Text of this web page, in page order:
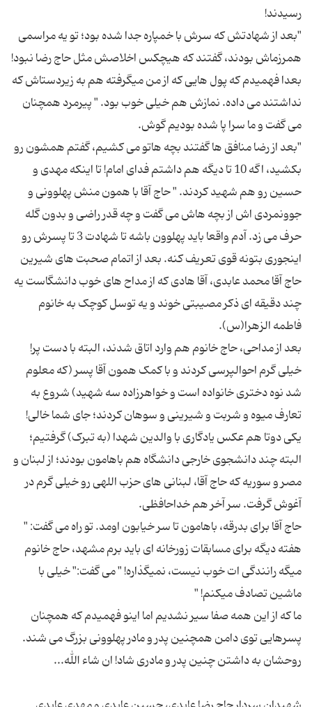
"بعد از شهادتش که سرش با خمپاره جدا شده بود؛ تو یه مراسمی
همرزماش بودند، گفتند که هیچکس اخلاصش مثل حاج رضا نبود!
بعدا فهمیدم که پول هایی که از من میگرفته هم به زیردستاش که
نداشتند می داده. نمازش هم خیلی خوب بود. " پیرمرد همچنان
"بعد از رضا منافق ها گفتند بچه هاتو می کشیم، گفتم همشون رو
بکشید، اگه 10 تا دیگه هم داشتم فدای امام! تا اینکه مهدی و
حسین رو هم شهید کردند. " حاج آقا با همون منش پهلوونی و
جوونمردی اش از بچه هاش می گفت و چه قدر راضی و بدون گله
حرف می زد. آدم واقعا باید پهلوون باشه تا شهادت 3 تا پسرش رو
اینجوری بتونه قوی تعریف کنه. بعد از اتمام صحبت های شیرین
حاج آقا محمد عابدی،‌ آقا هادی که از مداح های خوب دانشگاست یه
چند دقیقه ای ذکر مصیبتی خوند و یه توسل کوچک به خانوم
بعد از مداحی، حاج خانوم هم وارد اتاق شدند،‌ البته با دست پر!
خیلی گرم احوالپرسی کردند و با کمک همون آقا پسر (که معلوم
شد نوه دختری خانواده است و خواهرزاده سه شهید) شروع به
یکی دوتا هم عکس یادگاری با والدین شهدا (به تبرک) گرفتیم؛
البته چند دانشجوی خارجی دانشگاه هم باهامون بودند؛ از لبنان و
مصر و سوریه که حاج آقا، لبنانی های حزب اللهی رو خیلی گرم در
حاج آقا برای بدرقه، باهامون تا سر خیابون اومد. تو راه می گفت: "
هفته دیگه برای مسابقات زورخانه ای باید برم مشهد، حاج خانوم
میگه رانندگی ات خوب نیست، نمیگذاره! " می گفت:‌" خیلی با
ما که از این همه صفا سیر نشدیم اما اینو فهمیدم که همچنان